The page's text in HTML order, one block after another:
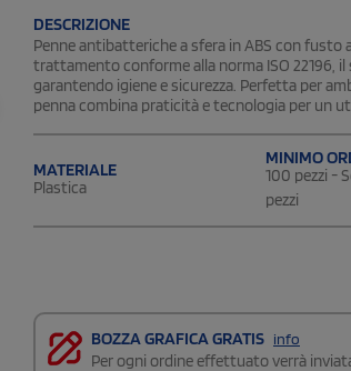
DESCRIZIONE
Penne antibatteriche a sfera in ABS con
trattamento conforme alla norma ISO 22196,
garantendo igiene e sicurezza. Perfetta per
penna combina praticità e tecnologia per un
MATERIALE
Plastica
MINIMO
100 pezzi -
pezzi
BOZZA GRAFICA GRATIS info
Per ogni ordine effettuato verrà